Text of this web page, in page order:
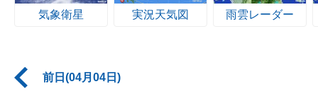
気象衛星 実況天気図 雨雲レーダー
前日(04月04日)